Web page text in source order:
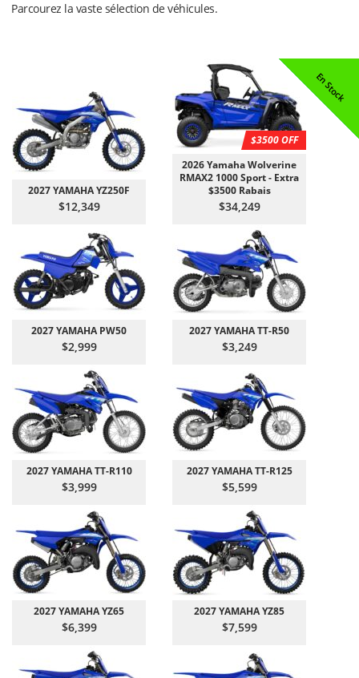
Parcourez la vaste sélection de véhicules.
En Stock
2027 YAMAHA YZ250F
$12,349
On Sale!
$3500 OFF
2026 Yamaha Wolverine
RMAX2 1000 Sport - Extra
$3500 Rabais
$34,249
En Stock
2027 YAMAHA PW50
$2,999
Arrive Bientôt!
2027 YAMAHA TT-R50
$3,249
Arrive Bientôt!
2027 YAMAHA TT-R110
$3,999
Arrive Bientôt!
2027 YAMAHA TT-R125
$5,599
Arrive Bientôt!
2027 YAMAHA YZ65
$6,399
En Stock
2027 YAMAHA YZ85
$7,599
Arrive Bientôt!
En Stock